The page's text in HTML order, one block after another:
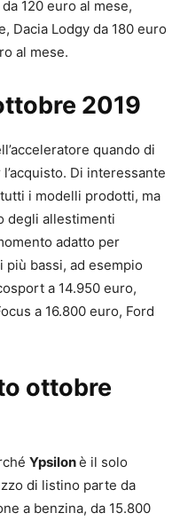
120 euro al mese,
Dacia Lodgy da 180 euro
al mese.
2019
quando di
Di interessante
i modelli prodotti, ma
degli allestimenti
adatto per
più bassi, ad esempio
a 14.950 euro,
a 16.800 euro, Ford
ottobre
Ypsilonè il solo
di listino parte da
a benzina, da 15.800